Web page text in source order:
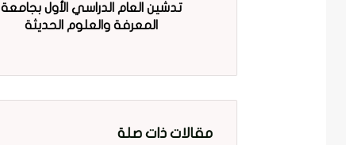
تدشين العام الدراسي الأول بجامعة
المعرفة والعلوم الحديثة
مقالات ذات صلة